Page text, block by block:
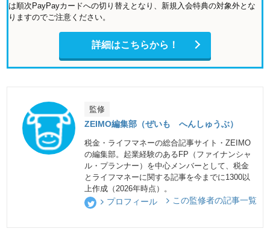
は順次PayPayカードへの切り替えとなり、新規入会特典の対象外とな
りますのでご注意ください。
詳細はこちらから！
監修
ZEIMO編集部（ぜいも へんしゅうぶ）
税金・ライフマネーの総合記事サイト・ZEIMO
の編集部。起業経験のあるFP（ファイナンシャ
ル・プランナー）を中心メンバーとして、税金
とライフマネーに関する記事を今までに1300以
上作成（2026年時点）。
プロフィール この監修者の記事一覧